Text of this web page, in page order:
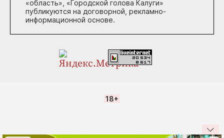
«область», «Городской голова Калуги»
публикуются на договорной, рекламно-
информационной основе.
18+